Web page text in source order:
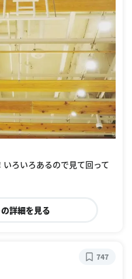
いろいろあるので見て回って
詳細を見る
747